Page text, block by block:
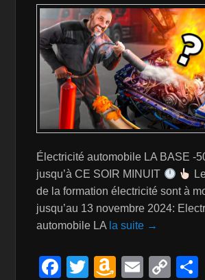
st
Électricité automobile LA BASE -
jusqu’à CE SOIR MINUIT
de la formation électricité sont à
jusqu’au 13 novembre 2024:
automobile LA la suite →
F
T
A
E
C